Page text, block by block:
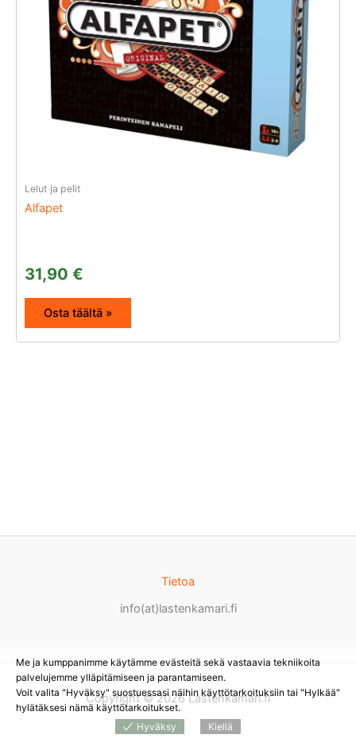
Lelut ja pelit
Alfapet
31,90 €
Osta täältä »
Tietoa
info(at)lastenkamari.fi
Copyright © 2026 Lastenkamari.fi
Me ja kumppanimme käytämme evästeitä sekä vastaavia tekniikoita
palvelujemme ylläpitämiseen ja parantamiseen.
Voit valita "Hyväksy" suostuessasi näihin käyttötarkoituksiin tai "Hylkää"
hylätäksesi nämä käyttötarkoitukset.
Hyväksy
Kiellä